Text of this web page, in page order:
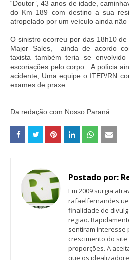
“Doutor”, 43 anos de idade,
do Km 189 com destino a sua
atropelado por um veículo ainda não
O sinistro ocorreu por das 18h10
Major Sales, ainda de acordo
taxista também teria se
escoriações pelo corpo.A polícia
acidente, Uma equipe o ITEP/RN
exames de praxe.
Da redação com Nosso Paraná
Postado por:
Em 2009 surgia
finalidade de
região.
sentiram interesse
crescimento do
proporções. A